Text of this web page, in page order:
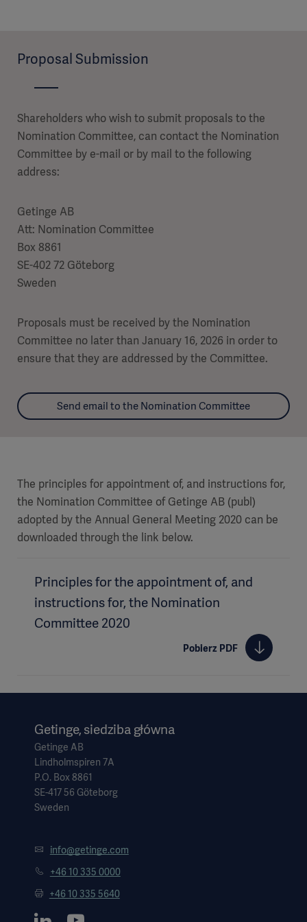
Proposal Submission
Shareholders who wish to submit proposals to the
Nomination Committee, can contact the Nomination
Committee by e-mail or by mail to the following
address:
Getinge AB
Att: Nomination Committee
Box 8861
SE-402 72 Göteborg
Sweden
Proposals must be received by the Nomination
Committee no later than January 16, 2026 in order to
ensure that they are addressed by the Committee.
Send email to the Nomination Committee
The principles for appointment of, and instructions for,
the Nomination Committee of Getinge AB (publ)
adopted by the Annual General Meeting 2020 can be
downloaded through the link below.
Principles for the appointment of, and
instructions for, the Nomination
Committee 2020
Pobierz PDF
Getinge, siedziba główna
Getinge AB
Lindholmspiren 7A
P.O. Box 8861
SE-417 56 Göteborg
Sweden
info@getinge.com
+46 10 335 0000
+46 10 335 5640